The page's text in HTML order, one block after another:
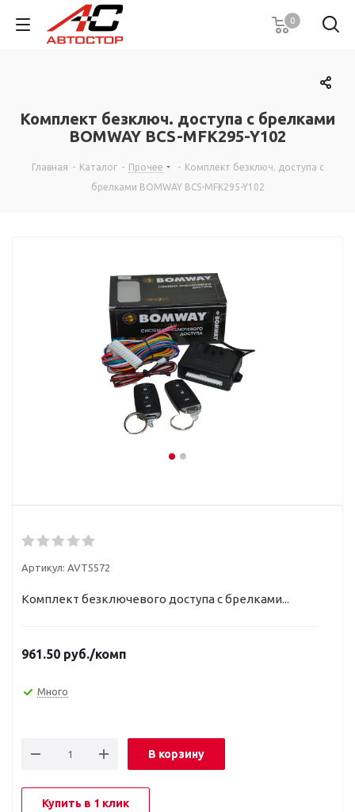
0
Комплект безключ. доступа с брелками
BOMWAY BCS-MFK295-Y102
Главная - Каталог - Прочее - Комплект безключ. доступа с
брелками BOMWAY BCS-MFK295-Y102
Артикул: AVT5572
Комплект безключевого доступа с брелками...
961.50 руб./комп
Много
В корзину
Купить в 1 клик